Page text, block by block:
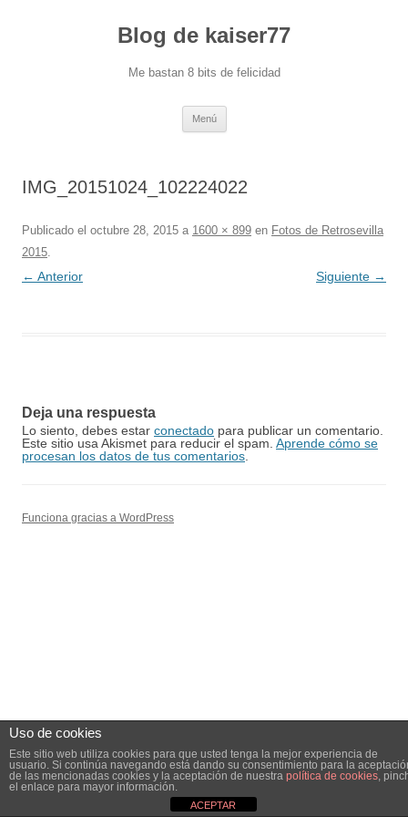
Blog de kaiser77
Me bastan 8 bits de felicidad
Menú
IMG_20151024_102224022
Publicado el octubre 28, 2015 a 1600 × 899 en Fotos de Retrosevilla
2015.
← Anterior Siguiente →
Deja una respuesta
Lo siento, debes estar conectado para publicar un comentario.
Este sitio usa Akismet para reducir el spam. Aprende cómo se
procesan los datos de tus comentarios
Funciona gracias a WordPress
Uso de cookies
Este sitio web utiliza cookies para que usted tenga la mejor experiencia de
usuario. Si continúa navegando está dando su consentimiento para la
de las mencionadas cookies y la aceptación de nuestra política de cookies,
el enlace para mayor información.
ACEPTAR